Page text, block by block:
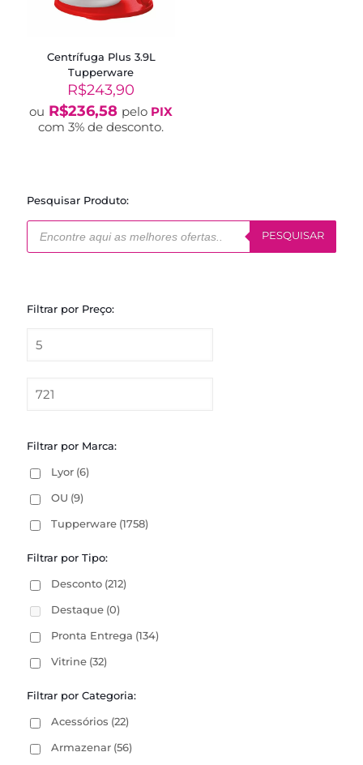
Centrífuga Plus 3.9L
Tupperware
R$243,90
ou R$236,58 pelo PIX
com 3% de desconto.
Pesquisar Produto:
Pesquisar
produtos
PESQUISAR
Filtrar por Preço:
Filtrar por Marca:
Lyor (6)
OU (9)
Tupperware (1758)
Filtrar por Tipo:
Desconto (212)
Destaque (0)
Pronta Entrega (134)
Vitrine (32)
Filtrar por Categoria:
Acessórios (22)
Armazenar (56)